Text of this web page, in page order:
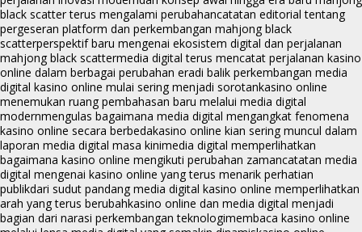
black scatter terus mengalami perubahancatatan editorial tentang
pergeseran platform dan perkembangan mahjong black
scatterperspektif baru mengenai ekosistem digital dan perjalanan
mahjong black scattermedia digital terus mencatat perjalanan kasino
online dalam berbagai perubahan eradi balik perkembangan media
digital kasino online mulai sering menjadi sorotankasino online
menemukan ruang pembahasan baru melalui media digital
modernmengulas bagaimana media digital mengangkat fenomena
kasino online secara berbedakasino online kian sering muncul dalam
laporan media digital masa kinimedia digital memperlihatkan
bagaimana kasino online mengikuti perubahan zamancatatan media
digital mengenai kasino online yang terus menarik perhatian
publikdari sudut pandang media digital kasino online memperlihatkan
arah yang terus berubahkasino online dan media digital menjadi
bagian dari narasi perkembangan teknologimembaca kasino online